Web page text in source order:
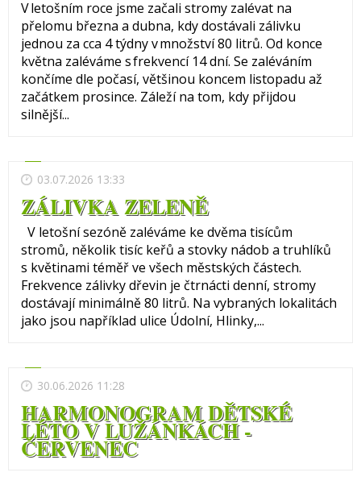
V letošním roce jsme začali stromy zalévat na
přelomu března a dubna, kdy dostávali zálivku
jednou za cca 4 týdny v množství 80 litrů. Od konce
května zaléváme s frekvencí 14 dní. Se zaléváním
končíme dle počasí, většinou koncem listopadu až
začátkem prosince. Záleží na tom, kdy přijdou
silnější...
03.07.2026 13:33
ZÁLIVKA ZELENĚ
V letošní sezóně zaléváme ke dvěma tisícům
stromů, několik tisíc keřů a stovky nádob a truhlíků
s květinami téměř ve všech městských částech.
Frekvence zálivky dřevin je čtrnácti denní, stromy
dostávají minimálně 80 litrů. Na vybraných lokalitách
jako jsou například ulice Údolní, Hlinky,...
30.06.2026 11:28
HARMONOGRAM DĚTSKÉ
LÉTO V LUŽÁNKÁCH -
ČERVENEC